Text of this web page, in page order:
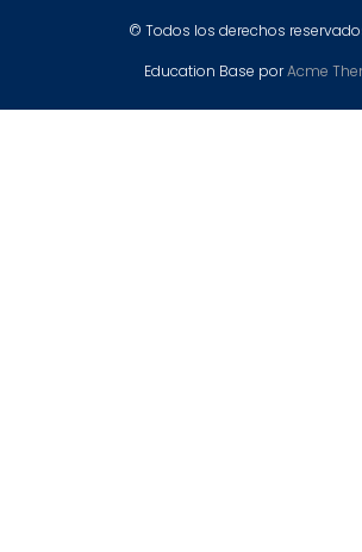
© Todos los derechos
Education Base porAcme